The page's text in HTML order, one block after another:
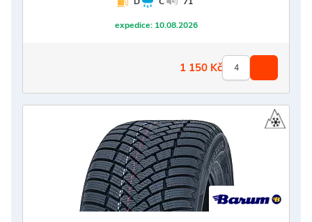
expedice:10.08.2026
1 150 Kč